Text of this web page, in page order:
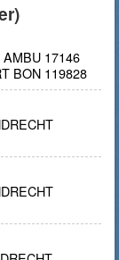
17146
BON 119828